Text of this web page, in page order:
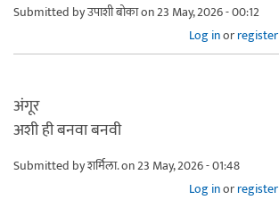
Submitted byउपाशी बोकाon 23 May, 2026 - 00:12
Log inorregister
अंगूर
अशी ही बनवा बनवी
Submitted byशर्मिला.on 23 May, 2026 - 01:48
Log inorregister